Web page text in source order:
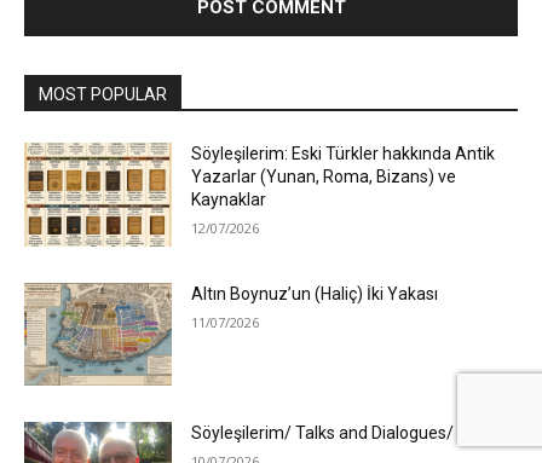
MOST POPULAR
Söyleşilerim: Eski Türkler hakkında Antik
Yazarlar (Yunan, Roma, Bizans) ve
Kaynaklar
12/07/2026
Altın Boynuz’un (Haliç) İki Yakası
11/07/2026
Söyleşilerim/ Talks and Dialogues/